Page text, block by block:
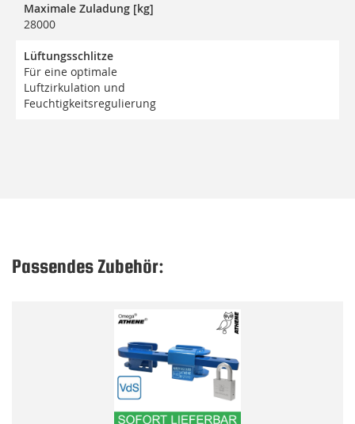
Maximale Zuladung [kg]
28000
Lüftungsschlitze
Für eine optimale
Luftzirkulation und
Feuchtigkeitsregulierung
Passendes Zubehör: